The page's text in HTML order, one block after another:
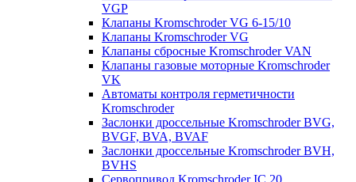
VGP
Клапаны Kromschroder VG 6-15/10
Клапаны Kromschroder VG
Клапаны сбросные Kromschroder VAN
Клапаны газовые моторные Kromschroder
VK
Автоматы контроля герметичности
Kromschroder
Заслонки дроссельные Kromschroder BVG,
BVGF, BVA, BVAF
Заслонки дроссельные Kromschroder BVH,
BVHS
Сервопривод Kromschroder IC 20